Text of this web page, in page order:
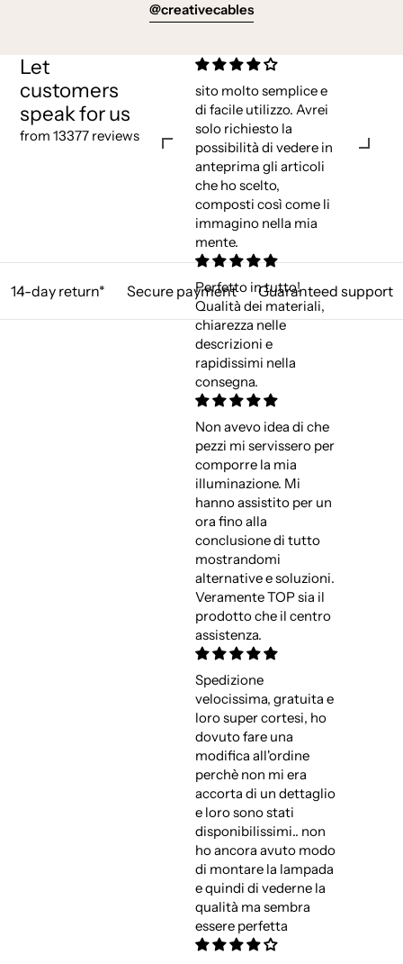
@creativecables
Let
customers
speak for us
from 13377 reviews
sito molto semplice e
di facile utilizzo. Avrei
solo richiesto la
possibilità di vedere in
anteprima gli articoli
che ho scelto,
composti così come li
immagino nella mia
mente.
Perfetto in tutto!
Qualità dei materiali,
chiarezza nelle
descrizioni e
rapidissimi nella
consegna.
Non avevo idea di che
pezzi mi servissero per
comporre la mia
illuminazione. Mi
hanno assistito per un
ora fino alla
conclusione di tutto
mostrandomi
alternative e soluzioni.
Veramente TOP sia il
prodotto che il centro
assistenza.
Spedizione
velocissima, gratuita e
loro super cortesi, ho
dovuto fare una
modifica all'ordine
perchè non mi era
accorta di un dettaglio
e loro sono stati
disponibilissimi.. non
ho ancora avuto modo
di montare la lampada
e quindi di vederne la
qualità ma sembra
essere perfetta
14-day return* Secure payment Guaranteed support